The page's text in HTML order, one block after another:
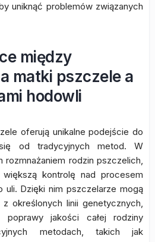
uniknąć problemów związanych
między
matki pszczele a
hodowli
oferują unikalne podejście do
od tradycyjnych metod. W
rozmnażaniem rodzin pszczelich,
kontrolę nad procesem
uli. Dzięki nim pszczelarze mogą
określonych linii genetycznych,
jakości całej rodziny
metodach, takich jak